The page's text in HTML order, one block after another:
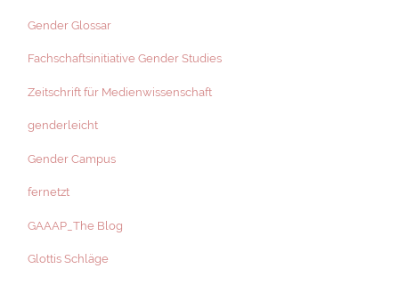
Gender Glossar
Fachschaftsinitiative Gender Studies
Zeitschrift für Medienwissenschaft
genderleicht
Gender Campus
fernetzt
GAAAP_The Blog
Glottis Schläge